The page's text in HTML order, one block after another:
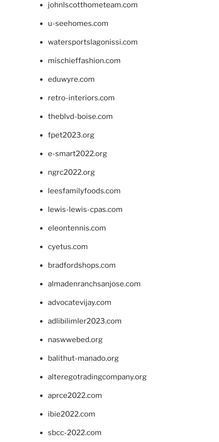
johnlscotthometeam.com
u-seehomes.com
watersportslagonissi.com
mischieffashion.com
eduwyre.com
retro-interiors.com
theblvd-boise.com
fpet2023.org
e-smart2022.org
ngrc2022.org
leesfamilyfoods.com
lewis-lewis-cpas.com
eleontennis.com
cyetus.com
bradfordshops.com
almadenranchsanjose.com
advocatevijay.com
adlibilimler2023.com
naswwebed.org
balithut-manado.org
alteregotradingcompany.org
aprce2022.com
ibie2022.com
sbcc-2022.com